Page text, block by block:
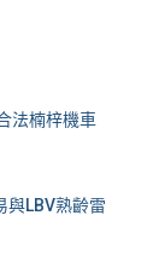
法楠梓機車
與LBV熟齡雷